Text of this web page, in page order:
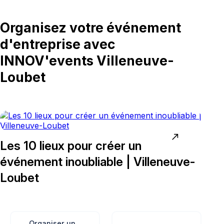
Organisez votre événement
d'entreprise avec
INNOV'events Villeneuve-
Loubet
Les 10 lieux pour créer un
événement inoubliable | Villeneuve-
Loubet
north_east